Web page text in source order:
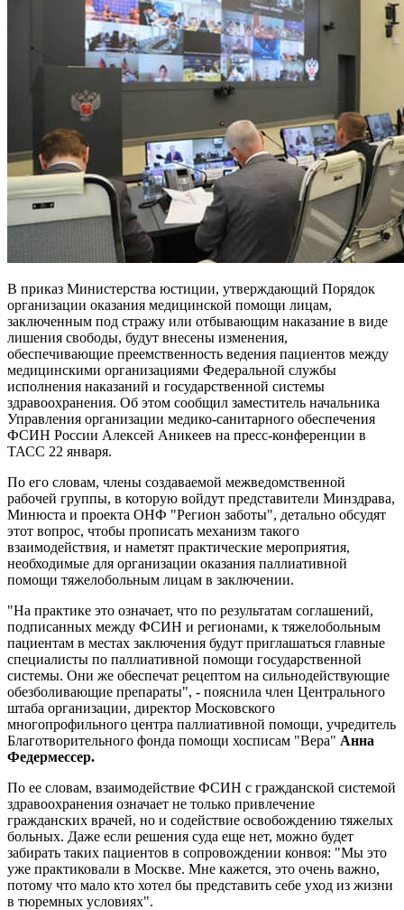
В приказ Министерства юстиции, утверждающий Порядок
организации оказания медицинской помощи лицам,
заключенным под стражу или отбывающим наказание в виде
лишения свободы, будут внесены изменения,
обеспечивающие преемственность ведения пациентов между
медицинскими организациями Федеральной службы
исполнения наказаний и государственной системы
здравоохранения. Об этом сообщил заместитель начальника
Управления организации медико-санитарного обеспечения
ФСИН России Алексей Аникеев на пресс-конференции в
ТАСС 22 января.
По его словам, члены создаваемой межведомственной
рабочей группы, в которую войдут представители Минздрава,
Минюста и проекта ОНФ "Регион заботы", детально обсудят
этот вопрос, чтобы прописать механизм такого
взаимодействия, и наметят практические мероприятия,
необходимые для организации оказания паллиативной
помощи тяжелобольным лицам в заключении.
"На практике это означает, что по результатам соглашений,
подписанных между ФСИН и регионами, к тяжелобольным
пациентам в местах заключения будут приглашаться главные
специалисты по паллиативной помощи государственной
системы. Они же обеспечат рецептом на сильнодействующие
обезболивающие препараты", - пояснила член Центрального
штаба организации, директор Московского
многопрофильного центра паллиативной помощи, учредитель
Благотворительного фонда помощи хосписам "Вера" Анна
Федермессер.
По ее словам, взаимодействие ФСИН с гражданской системой
здравоохранения означает не только привлечение
гражданских врачей, но и содействие освобождению тяжелых
больных. Даже если решения суда еще нет, можно будет
забирать таких пациентов в сопровождении конвоя: "Мы это
уже практиковали в Москве. Мне кажется, это очень важно,
потому что мало кто хотел бы представить себе уход из жизни
в тюремных условиях".